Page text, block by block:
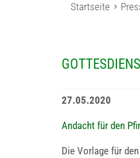
Startseite
27.05.2020
Andacht für den
Die Vorlage für